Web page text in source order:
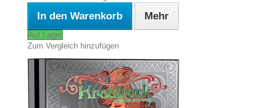
In den Warenkorb Mehr
Auf Lager
Zum Vergleich hinzufügen